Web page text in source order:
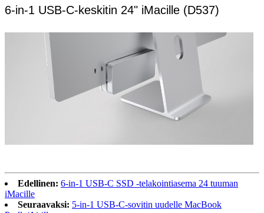
6-in-1 USB-C-keskitin 24" iMacille (D537)
Edellinen: 6-in-1 USB-C SSD -telakointiasema 24 tuuman
iMacille
Seuraavaksi: 5-in-1 USB-C-sovitin uudelle MacBook